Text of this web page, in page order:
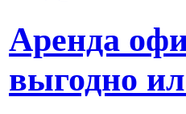
Аренда
выгодно